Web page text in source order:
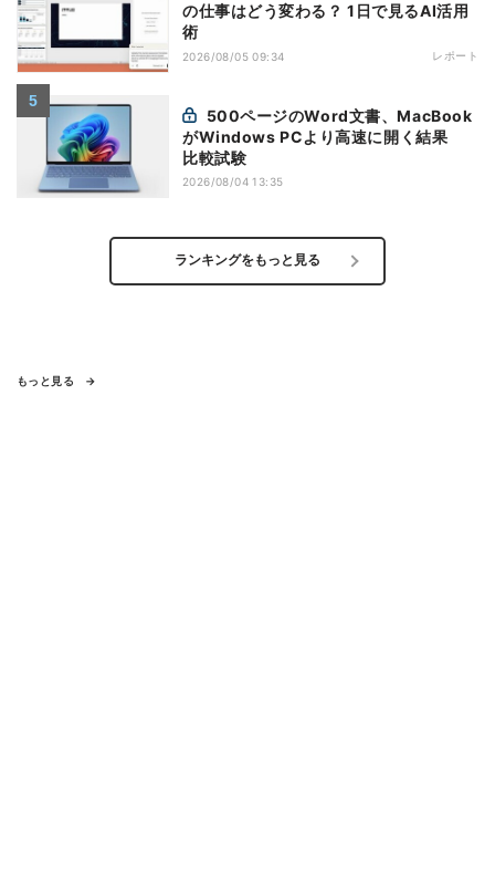
の仕事はどう変わる？ 1日で見るAI活用
術
2026/08/05 09:34 レポート
がWindows PCより高速に開く結果
比較試験
2026/08/04 13:35
ランキングをもっと見る
もっと見る